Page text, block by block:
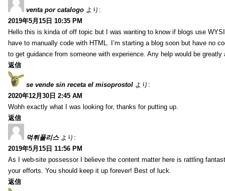
venta por catalogo より:
2019年5月15日 10:35 PM
Hello this is kinda of off topic but I was wanting to know if blogs use
have to manually code with HTML. I’m starting a blog soon but have no
to get guidance from someone with experience. Any help would be greatly
返信
se vende sin receta el misoprostol より:
2020年12月30日 2:45 AM
Wohh exactly what I was looking for, thanks for putting up.
返信
먹튀폴리스 より:
2019年5月15日 11:56 PM
As I web-site possessor I believe the content matter here is rattling
your efforts. You should keep it up forever! Best of luck.
返信